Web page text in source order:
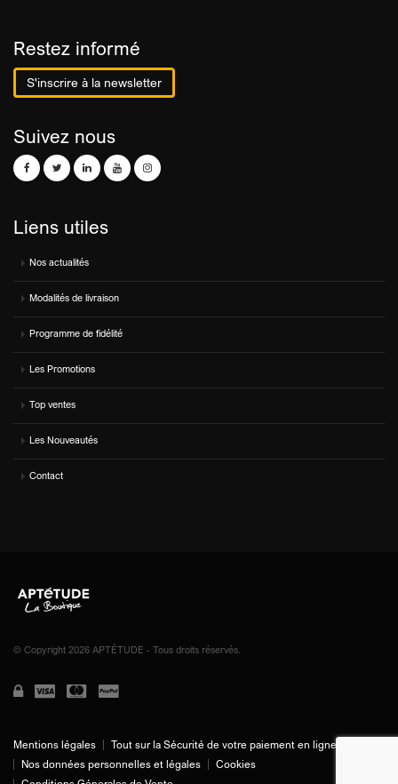
Restez informé
S'inscrire à la newsletter
Suivez nous
Liens utiles
Nos actualités
Modalités de livraison
Programme de fidélité
Les Promotions
Top ventes
Les Nouveautés
Contact
© Copyright 2026 APTÉTUDE - Tous droits réservés.
Mentions légales
Tout sur la Sécurité de votre paiement en ligne
Nos données personnelles et légales
Cookies